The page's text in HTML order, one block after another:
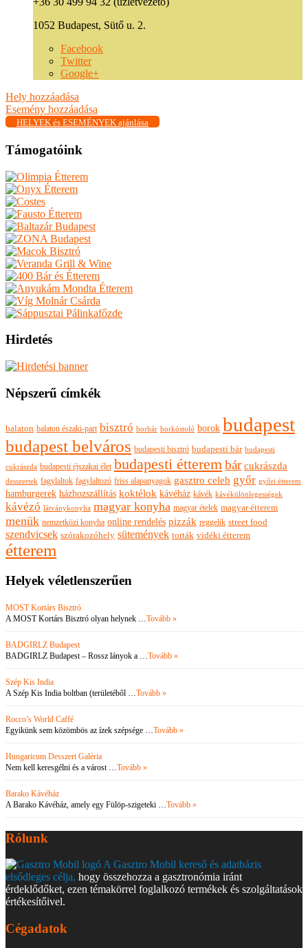
1052 Budapest, Sütő u. 2.
Facebook
Twitter
Google+
Hely hozzáadása
Esemény hozzáadása
HELYEK és ESEMÉNYEK ajánlása
Támogatóink
Hirdetés
Népszerű címkék
balaton balaton északi-part bisztró borbár borkóstoló borok budapest
budapest belváros budapesti bisztró budapesti bár budapesti
cukrászda budapesti éjszakai élet budapesti étterembár cukrászda
desszertek fagylaltok fagylaltozó friss alapanyagok gasztro celeb győr győri étterem
hamburgerek házhozszállítás koktélok kávéház kávék kávékülönlegességek
kávézó látványkonyha magyar konyha magyar ételek magyar étterem
menük nemzetközi konyha online rendelés pizzák reggelik street food
szendvicsek szórakozóhely sütemények torták vidéki étterem
étterem
Helyek véletlenszerűen
MOST Kortárs Bisztró
A MOST Kortárs Bisztró olyan helynek …Tovább »
BADGIRLZ Budapest
BADGIRLZ Budapest – Rossz lányok a …Tovább »
Szép Kis India
A Szép Kis India boltban (területéből …Tovább »
Rocco’s World Caffé
Egyikünk sem közömbös az ízek szépsége …Tovább »
Hungaricum Desszert Galéria
Nem kell keresgélni és a várost …Tovább »
Barako Kávéház
A Barako Kávéház, amely egy Fülöp-szigeteki …Tovább »
Rólunk
A Gasztro Mobil kereső és adatbázis
elsődleges célja, hogy összehozza a gasztronómia iránt
érdeklődőket, ezen témakörrel foglalkozó termékek és szolgáltatások
értékesítőivel.
Cégadatok